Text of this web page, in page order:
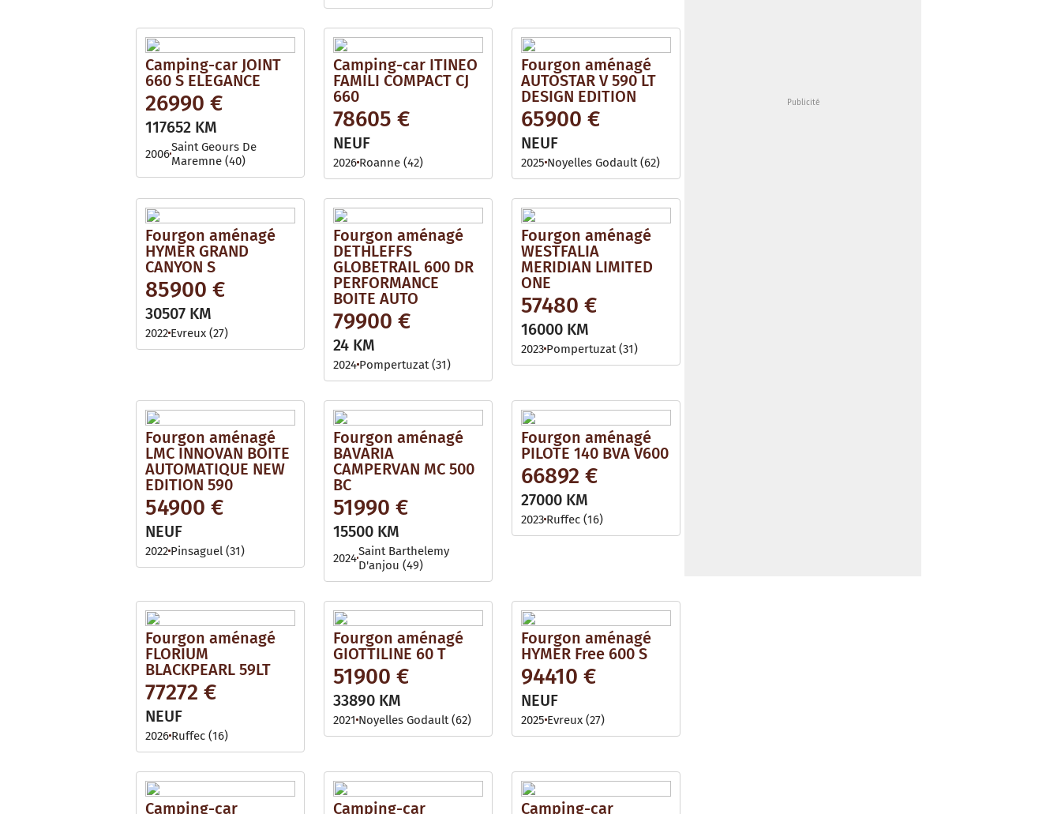
Camping-car JOINT
660 S ELEGANCE
26990 €
117652 KM
2006Saint Geours De
Maremne (40)
Camping-car ITINEO
FAMILI COMPACT CJ
660
78605 €
NEUF
2026 Roanne (42)
Fourgon aménagé
AUTOSTAR V 590 LT
DESIGN EDITION
65900 €
NEUF
2025 Noyelles Godault (62)
Fourgon aménagé
HYMER GRAND
CANYON S
85900 €
30507 KM
2022 Evreux (27)
Fourgon aménagé
DETHLEFFS
GLOBETRAIL 600 DR
PERFORMANCE
BOITE AUTO
79900 €
24 KM
2024 Pompertuzat (31)
Fourgon aménagé
WESTFALIA
MERIDIAN LIMITED
ONE
57480 €
16000 KM
2023 Pompertuzat (31)
Fourgon aménagé
LMC INNOVAN BOITE
AUTOMATIQUE NEW
EDITION 590
54900 €
NEUF
2022 Pinsaguel (31)
Fourgon aménagé
BAVARIA
CAMPERVAN MC 500
BC
51990 €
15500 KM
2024Saint Barthelemy
D'anjou (49)
Fourgon aménagé
PILOTE 140 BVA V600
66892 €
27000 KM
2023 Ruffec (16)
Fourgon aménagé
FLORIUM
BLACKPEARL 59LT
77272 €
NEUF
2026 Ruffec (16)
Fourgon aménagé
GIOTTILINE 60 T
51900 €
33890 KM
2021 Noyelles Godault (62)
Fourgon aménagé
HYMER Free 600 S
94410 €
NEUF
2025 Evreux (27)
Camping-car Camping-car Camping-car